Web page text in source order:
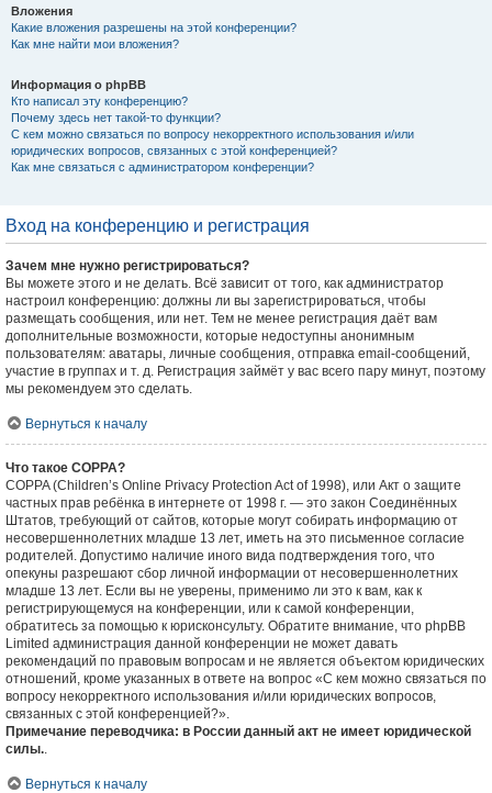
Вложения
Какие вложения разрешены на этой конференции?
Как мне найти мои вложения?
Информация о phpBB
Кто написал эту конференцию?
Почему здесь нет такой-то функции?
С кем можно связаться по вопросу некорректного использования и/или
юридических вопросов, связанных с этой конференцией?
Как мне связаться с администратором конференции?
Вход на конференцию и регистрация
Зачем мне нужно регистрироваться?
Вы можете этого и не делать. Всё зависит от того, как администратор
настроил конференцию: должны ли вы зарегистрироваться, чтобы
размещать сообщения, или нет. Тем не менее регистрация даёт вам
дополнительные возможности, которые недоступны анонимным
пользователям: аватары, личные сообщения, отправка email-сообщений,
участие в группах и т. д. Регистрация займёт у вас всего пару минут, поэтому
мы рекомендуем это сделать.
Вернуться к началу
Что такое COPPA?
COPPA (Children’s Online Privacy Protection Act of 1998), или Акт о защите
частных прав ребёнка в интернете от 1998 г. — это закон Соединённых
Штатов, требующий от сайтов, которые могут собирать информацию от
несовершеннолетних младше 13 лет, иметь на это письменное согласие
родителей. Допустимо наличие иного вида подтверждения того, что
опекуны разрешают сбор личной информации от несовершеннолетних
младше 13 лет. Если вы не уверены, применимо ли это к вам, как к
регистрирующемуся на конференции, или к самой конференции,
обратитесь за помощью к юрисконсульту. Обратите внимание, что phpBB
Limited администрация данной конференции не может давать
рекомендаций по правовым вопросам и не является объектом юридических
отношений, кроме указанных в ответе на вопрос «С кем можно связаться по
вопросу некорректного использования и/или юридических вопросов,
связанных с этой конференцией?».
Примечание переводчика: в России данный акт не имеет юридической
силы..
Вернуться к началу